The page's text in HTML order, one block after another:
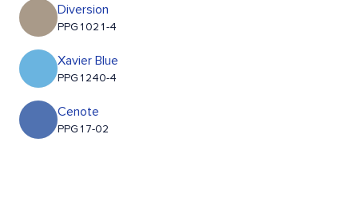
Diversion
PPG1021-4
Xavier Blue
PPG1240-4
Cenote
PPG17-02